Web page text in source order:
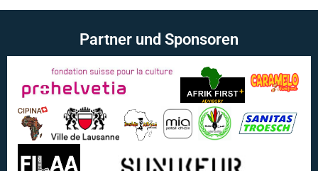
Partner und Sponsoren